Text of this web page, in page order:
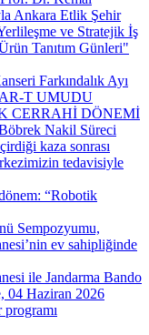
Ankara Etlik Şehir
ve Stratejik İş
Tanıtım Günleri"
Farkındalık Ayı
T UMUDU
CERRAHİ DÖNEMİ
Nakil Süreci
kaza sonrası
tedavisiyle
“Robotik
Sempozyumu,
ev sahipliğinde
ile Jandarma Bando
04 Haziran 2026